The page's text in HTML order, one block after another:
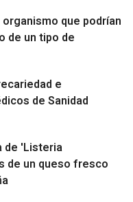
que podrían
de un tipo de
e
de Sanidad
de 'Listeria
de un queso fresco